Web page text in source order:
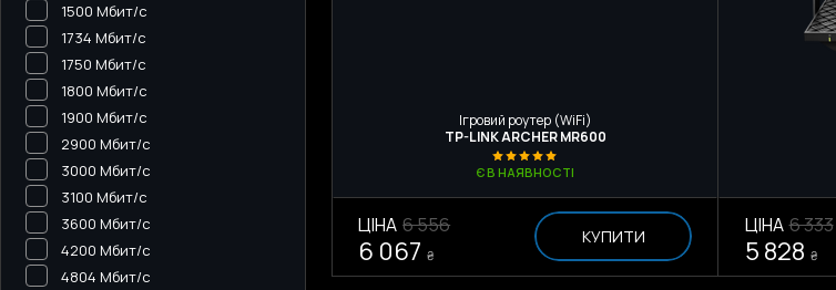
1500 Мбит/с
1734 Мбит/с
1750 Мбит/с
1800 Мбит/с
1900 Мбит/с
2900 Мбит/с
3000 Мбит/с
3100 Мбит/с
3600 Мбит/с
4200 Мбит/с
4804 Мбит/с
Ігровий роутер (WiFi)
TP-LINK ARCHER MR600
Є В НАЯВНОСТІ
ЦІНА 6 556
6 067 ₴
КУПИТИ ЦІНА 6 333
5 828 ₴